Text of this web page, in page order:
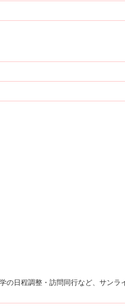
の日程調整・訪問同行など、サンラ